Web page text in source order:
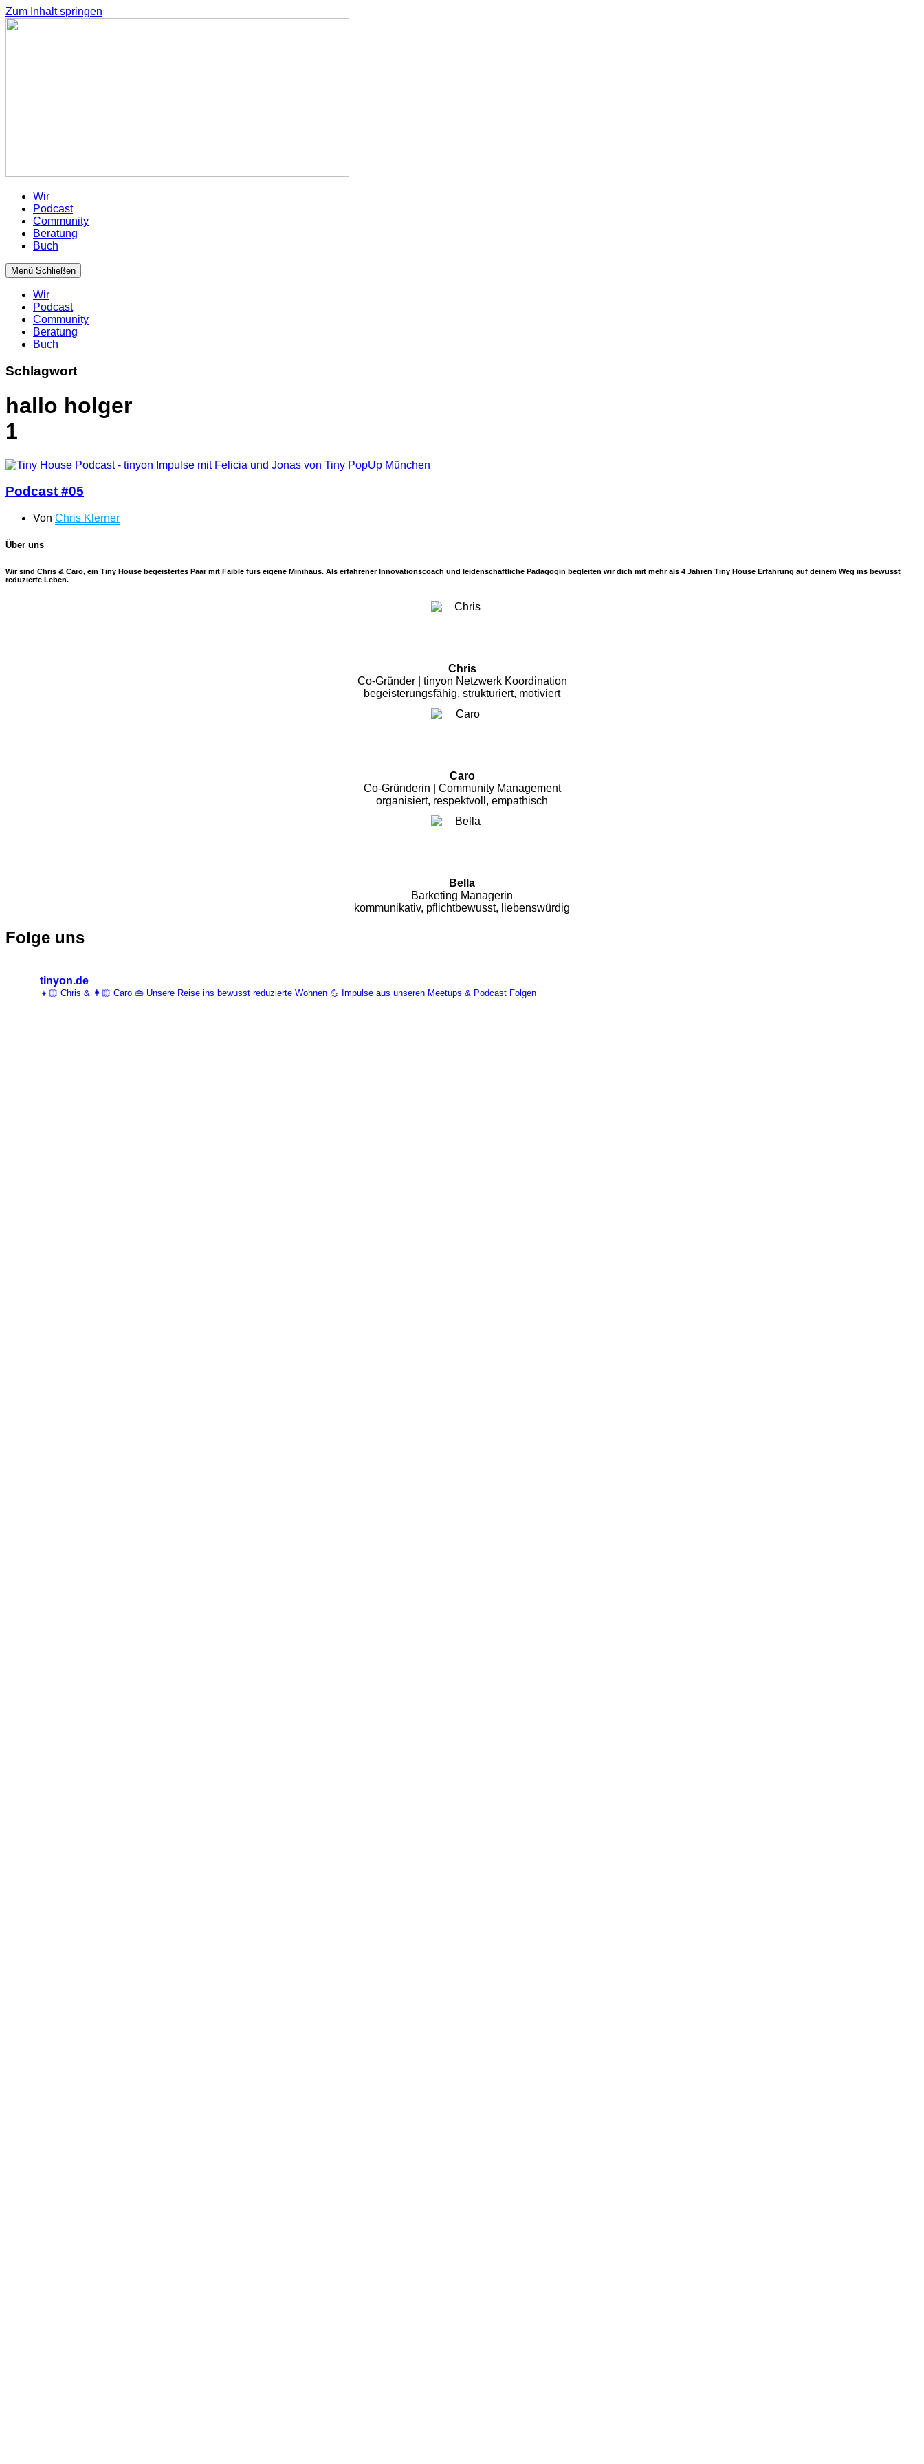
Zum Inhalt springen
Wir
Podcast
Community
Beratung
Buch
Menü Schließen
Wir
Podcast
Community
Beratung
Buch
Schlagwort
hallo holger
1
Podcast #05
Von Chris Klerner
Über uns
Wir sind Chris & Caro, ein Tiny House begeistertes Paar mit Faible fürs eigene Minihaus. Als erfahrener Innovationscoach und leidenschaftliche Pädagogin begleiten wir dich mit mehr als 4 Jahren Tiny House Erfahrung auf deinem Weg ins bewusst
reduzierte Leben.
Chris
Co-Gründer | tinyon Netzwerk Koordination
begeisterungsfähig, strukturiert, motiviert
Caro
Co-Gründerin | Community Management
organisiert, respektvoll, empathisch
Bella
Barketing Managerin
kommunikativ, pflichtbewusst, liebenswürdig
Folge uns
tinyon.de
👦🏻 Chris & 👩🏻 Caro 👜 Unsere Reise ins bewusst reduzierte Wohnen 💪 Impulse aus unseren Meetups & Podcast Folgen